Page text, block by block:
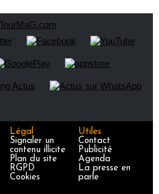
Légal
Signaler un
contenu illicite
Plan du site
RGPD
Cookies
Utiles
Contact
Publicité
Agenda
La presse en
parle